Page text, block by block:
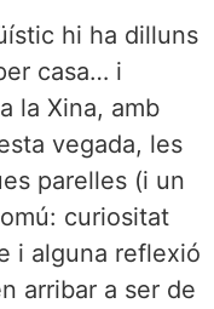
hi ha dilluns
casa… i
la Xina, amb
vegada, les
parelles (i un
curiositat
i alguna reflexió
arribar a ser de